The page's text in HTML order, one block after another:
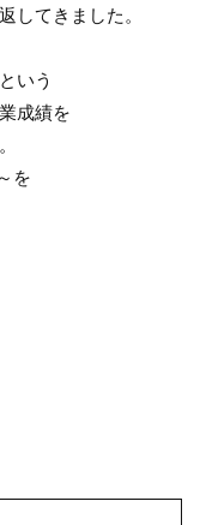
してきました。
いう
成績を
を